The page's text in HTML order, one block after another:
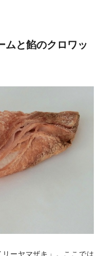
ムと餡のクロワッ
ーヤマザキ」。ここでは